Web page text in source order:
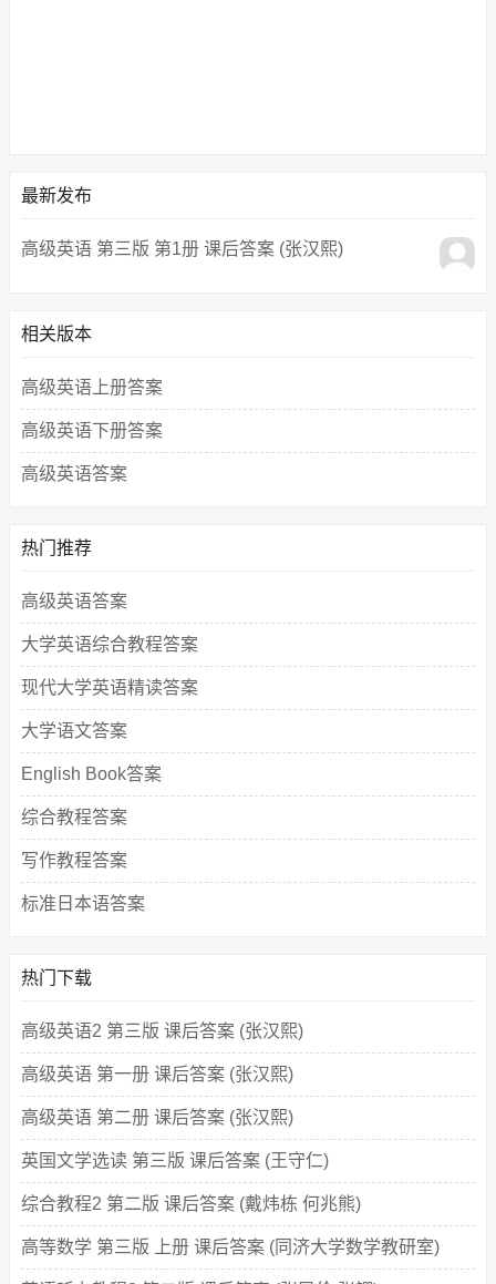
最新发布
高级英语 第三版 第1册 课后答案 (张汉熙)
相关版本
高级英语上册答案
高级英语下册答案
高级英语答案
热门推荐
高级英语答案
大学英语综合教程答案
现代大学英语精读答案
大学语文答案
English Book答案
综合教程答案
写作教程答案
标准日本语答案
热门下载
高级英语2 第三版 课后答案 (张汉熙)
高级英语 第一册 课后答案 (张汉熙)
高级英语 第二册 课后答案 (张汉熙)
英国文学选读 第三版 课后答案 (王守仁)
综合教程2 第二版 课后答案 (戴炜栋 何兆熊)
高等数学 第三版 上册 课后答案 (同济大学数学教研室)